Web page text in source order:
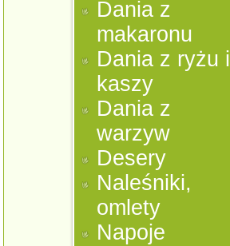
Dania z
makaronu
Dania z ryżu i
kaszy
Dania z
warzyw
Desery
Naleśniki,
omlety
Napoje